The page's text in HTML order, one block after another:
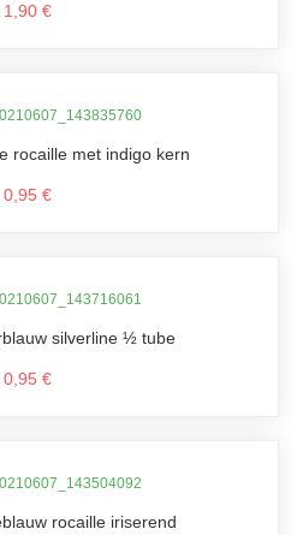
1,90 €
rocaille met indigo kern
0,95 €
silverline ½ tube
0,95 €
rocaille iriserend